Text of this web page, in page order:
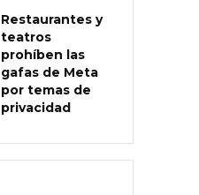
Restaurantes y
teatros
prohíben las
gafas de Meta
por temas de
privacidad